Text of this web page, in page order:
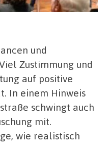
und
Zustimmung und
auf positive
In einem Hinweis
schwingt auch
mit.
wie realistisch